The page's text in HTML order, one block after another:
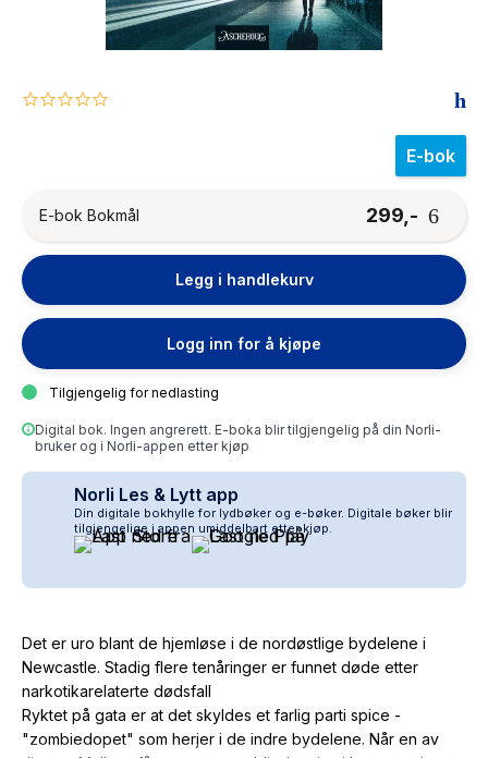
0.0
E-bok
E-bok Bokmål 299,-
Legg i handlekurv
Logg inn for å kjøpe
Tilgjengelig for nedlasting
Digital bok. Ingen angrerett. E-boka blir tilgjengelig på din Norli-
bruker og i Norli-appen etter kjøp
Norli Les & Lytt app
Din digitale bokhylle for lydbøker og e-bøker. Digitale bøker blir
tilgjengelige i appen umiddelbart etter kjøp.
Det er uro blant de hjemløse i de nordøstlige bydelene i
Newcastle. Stadig flere tenåringer er funnet døde etter
narkotikarelaterte dødsfall
Ryktet på gata er at det skyldes et farlig parti spice -
"zombiedopet" som herjer i de indre bydelene. Når en av